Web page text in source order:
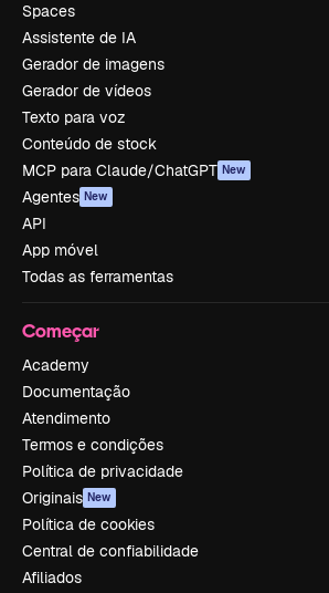
Spaces
Assistente de IA
Gerador de imagens
Gerador de vídeos
Texto para voz
Conteúdo de stock
MCP para Claude/ChatGPT New
Agentes New
API
App móvel
Todas as ferramentas
Começar
Academy
Documentação
Atendimento
Termos e condições
Política de privacidade
Originais New
Política de cookies
Central de confiabilidade
Afiliados